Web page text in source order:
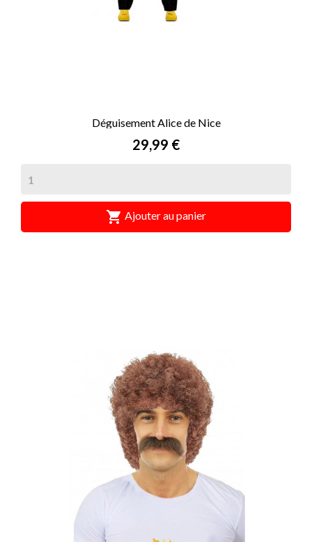
Déguisement Alice de Nice
Prix
29,99 €
 Ajouter au panier